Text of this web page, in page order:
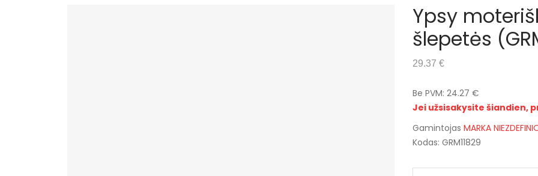
Ypsy
šlepetės
29.37 €
Be PVM: 24.27 €
Jei užsisakysite šiandien,
Gamintojas MARKA
Kodas: GRM11829